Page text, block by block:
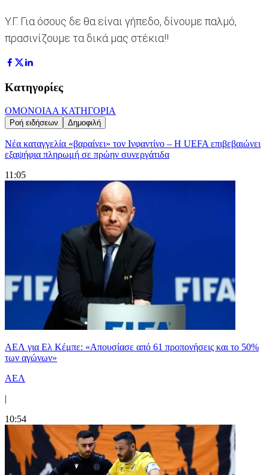
Υ.Γ. Για όσους δε θα είναι γήπεδο, δίνουμε παλμό,
πρασινίζουμε τα δικά μας στέκια!!
Κατηγορίες
ΟΜΟΝΟΙΑΑ ΚΑΤΗΓΟΡΙΑ
Ροή ειδήσεων Δημοφιλή
Νέα καταγγελία «βαραίνει» τον Ινφαντίνο – Η UEFA επιβεβαιώνει
εξαψήφια πληρωμή σε πρώην συνεργάτιδα
11:05
ΑΕΛ για Ελ Κέμπε: «Απουσίασε από 61 προπονήσεις και το 50%
των αγώνων»
ΑΕΛ
|
10:54